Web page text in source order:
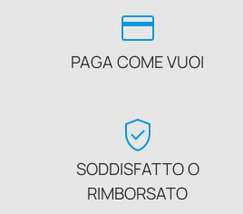
credit_card
PAGA COME VUOI
verified_user
SODDISFATTO O
RIMBORSATO